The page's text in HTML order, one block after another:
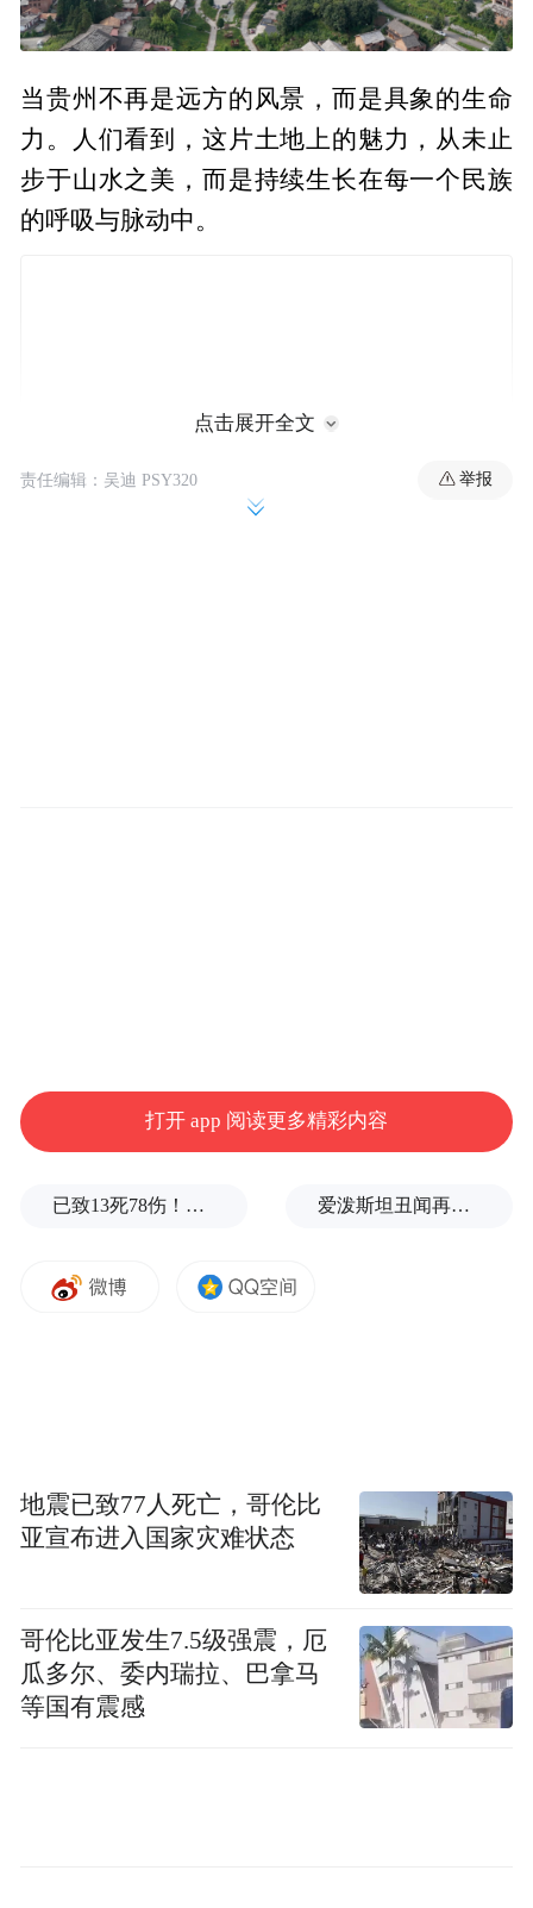
当贵州不再是远方的风景，而是具象的生命
力。人们看到，这片土地上的魅力，从未止
步于山水之美，而是持续生长在每一个民族
的呼吸与脉动中。
2025年6月24日，榕江被一场超30年一遇的
榕江完成了一场奇迹般的重生，而因洪涝灾
新开赛：近8000㎡的草坪重新铺就，芦笙重
来到这里，如果赶上村超比赛日，你可以与
点击展开全文
责任编辑：吴迪 PSY320 举报
打开 app 阅读更多精彩内容
已致13死78伤！这是乌方对俄本土发动的最致命袭击之一 爱泼斯坦丑闻再曝新线索！美国顶级艺术学校爆70起性侵黑幕，近50名成年人被指控
地震已致77人死亡，哥伦比
亚宣布进入国家灾难状态
哥伦比亚发生7.5级强震，厄
瓜多尔、委内瑞拉、巴拿马
等国有震感